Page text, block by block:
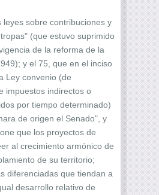
leyes sobre contribuciones y
(que estuvo suprimido
de la reforma de la
y el 75, que en el inciso
Ley convenio (de
impuestos indirectos o
por tiempo determinado)
de origen el Senado", y
que los proyectos de
al crecimiento armónico de
de su territorio;
diferenciadas que tiendan a
desarrollo relativo de